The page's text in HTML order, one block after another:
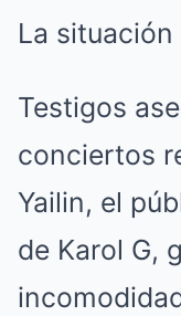
La situación
Testigos
conciertos
Yailin, el
de Karol G,